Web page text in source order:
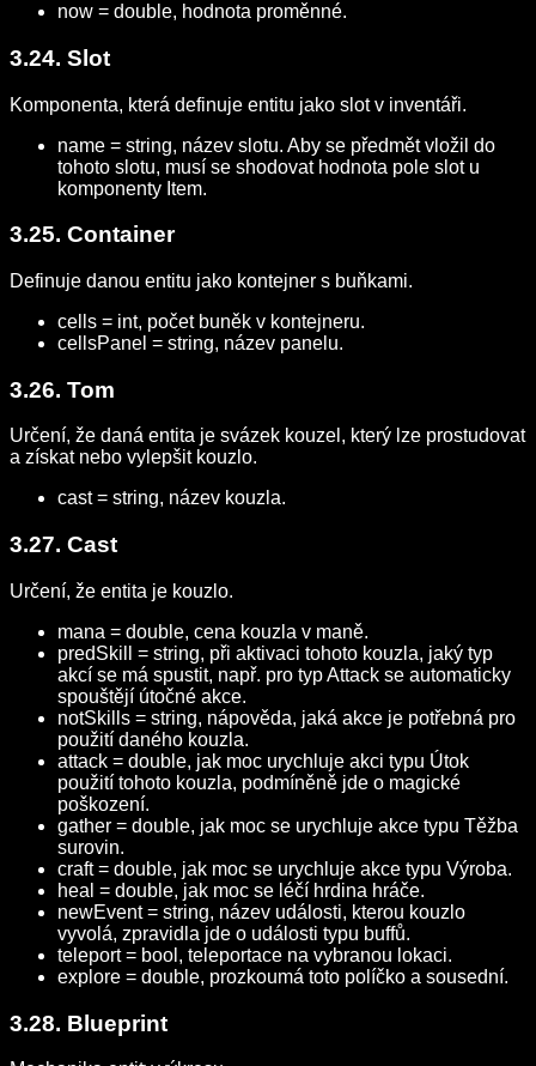
now = double, hodnota proměnné.
3.24. Slot
Komponenta, která definuje entitu jako slot v inventáři.
name = string, název slotu. Aby se předmět vložil do
tohoto slotu, musí se shodovat hodnota pole slot u
komponenty Item.
3.25. Container
Definuje danou entitu jako kontejner s buňkami.
cells = int, počet buněk v kontejneru.
cellsPanel = string, název panelu.
3.26. Tom
Určení, že daná entita je svázek kouzel, který lze prostudovat
a získat nebo vylepšit kouzlo.
cast = string, název kouzla.
3.27. Cast
Určení, že entita je kouzlo.
mana = double, cena kouzla v maně.
predSkill = string, při aktivaci tohoto kouzla, jaký typ
akcí se má spustit, např. pro typ Attack se automaticky
spouštějí útočné akce.
notSkills = string, nápověda, jaká akce je potřebná pro
použití daného kouzla.
attack = double, jak moc urychluje akci typu Útok
použití tohoto kouzla, podmíněně jde o magické
poškození.
gather = double, jak moc se urychluje akce typu Těžba
surovin.
craft = double, jak moc se urychluje akce typu Výroba.
heal = double, jak moc se léčí hrdina hráče.
newEvent = string, název události, kterou kouzlo
vyvolá, zpravidla jde o události typu buffů.
teleport = bool, teleportace na vybranou lokaci.
explore = double, prozkoumá toto políčko a sousední.
3.28. Blueprint